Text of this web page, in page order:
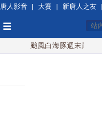
人影音 | 大賽 | 新唐人之友 |
颱風白海豚週末最接近